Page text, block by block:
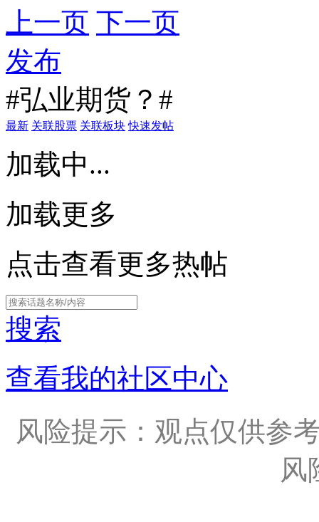
上一页 下一页
发布
#弘业期货？#
最新 关联股票 关联板块 快速发帖
加载中...
加载更多
点击查看更多热帖
搜索
查看我的社区中心
风险提示：观点仅供参
风